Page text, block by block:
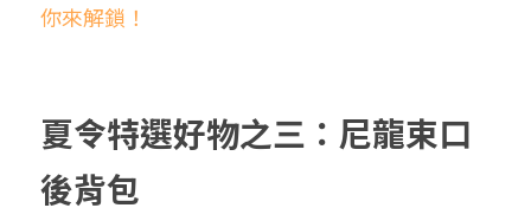
你來解鎖！
夏令特選好物之三：尼龍束口
後背包